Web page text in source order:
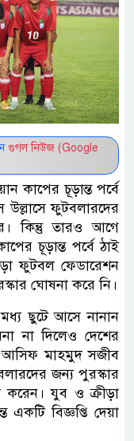
গুগল নিউজ (Google
কাপের চূড়ান্ত পর্বে
ফুটবলারদের
কিন্তু তারও আগে
চূড়ান্ত পর্বে ঠাই
ফুটবল ফেডারেশন
ঘোষনা করে নি।
ছুটে আসে নানান
না দিলেও দেশের
আসিফ মাহমুদ সজীব
জন্য পুরস্কার
করেন। যুব ও ক্রীড়া
একটি বিজ্ঞপ্তি দেয়া